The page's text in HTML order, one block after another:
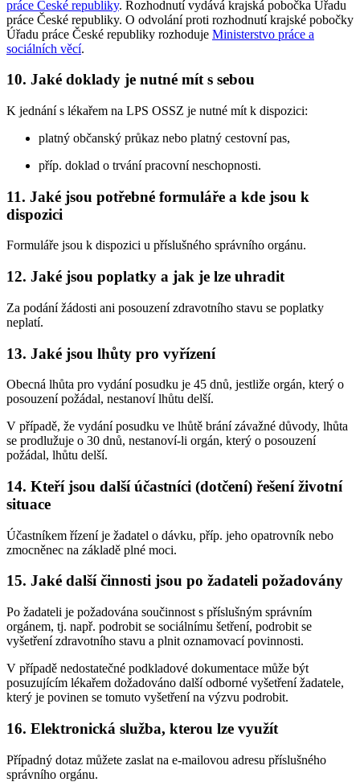
práce České republiky. Rozhodnutí vydává krajská pobočka Úřadu
práce České republiky. O odvolání proti rozhodnutí krajské pobočky
Úřadu práce České republiky rozhoduje Ministerstvo práce a
sociálních věcí.
10. Jaké doklady je nutné mít s sebou
K jednání s lékařem na LPS OSSZ je nutné mít k dispozici:
platný občanský průkaz nebo platný cestovní pas,
příp. doklad o trvání pracovní neschopnosti.
11. Jaké jsou potřebné formuláře a kde jsou k
dispozici
Formuláře jsou k dispozici u příslušného správního orgánu.
12. Jaké jsou poplatky a jak je lze uhradit
Za podání žádosti ani posouzení zdravotního stavu se poplatky
neplatí.
13. Jaké jsou lhůty pro vyřízení
Obecná lhůta pro vydání posudku je 45 dnů, jestliže orgán, který o
posouzení požádal, nestanoví lhůtu delší.
V případě, že vydání posudku ve lhůtě brání závažné důvody, lhůta
se prodlužuje o 30 dnů, nestanoví-li orgán, který o posouzení
požádal, lhůtu delší.
14. Kteří jsou další účastníci (dotčení) řešení životní
situace
Účastníkem řízení je žadatel o dávku, příp. jeho opatrovník nebo
zmocněnec na základě plné moci.
15. Jaké další činnosti jsou po žadateli požadovány
Po žadateli je požadována součinnost s příslušným správním
orgánem, tj. např. podrobit se sociálnímu šetření, podrobit se
vyšetření zdravotního stavu a plnit oznamovací povinnosti.
V případě nedostatečné podkladové dokumentace může být
posuzujícím lékařem dožadováno další odborné vyšetření žadatele,
který je povinen se tomuto vyšetření na výzvu podrobit.
16. Elektronická služba, kterou lze využít
Případný dotaz můžete zaslat na e-mailovou adresu příslušného
správního orgánu.